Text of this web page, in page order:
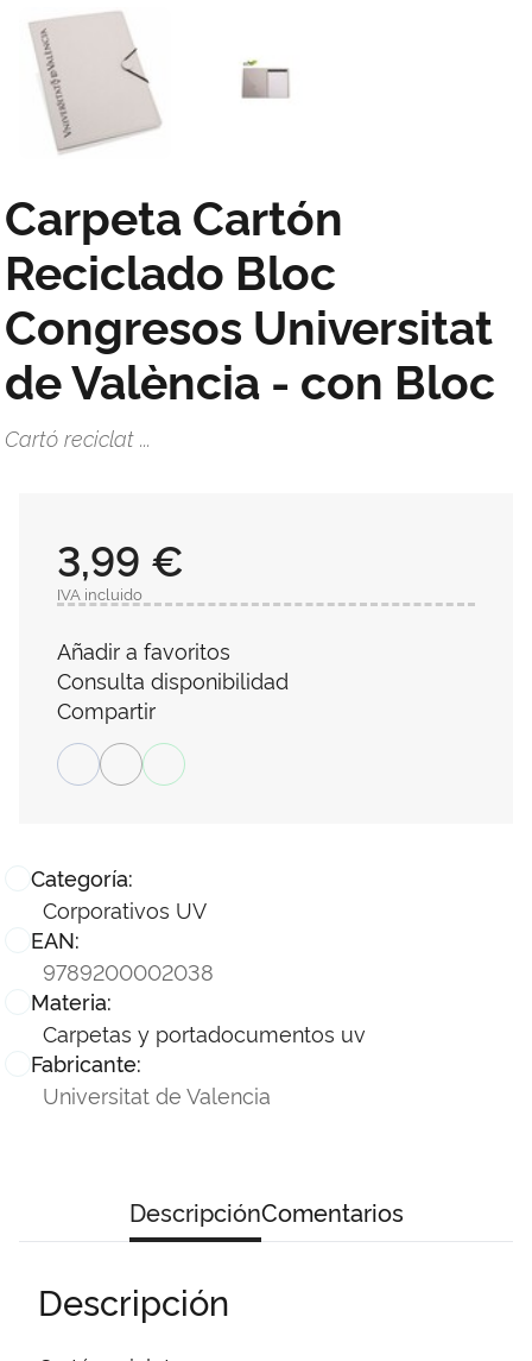
Carpeta Cartón
Reciclado Bloc
Congresos Universitat
de València - con Bloc
Cartó reciclat ...
Categoría:
Corporativos UV
EAN:
9789200002038
Materia:
Carpetas y portadocumentos uv
Fabricante:
Universitat de Valencia
3,99 €
IVA incluido
Añadir a favoritos
Consulta disponibilidad
Compartir
DescripciónComentarios
Descripción